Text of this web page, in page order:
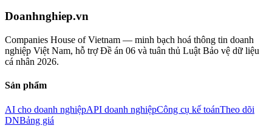
Doanhnghiep.vn
Companies House of Vietnam — minh bạch hoá thông tin doanh
nghiệp Việt Nam, hỗ trợ Đề án 06 và tuân thủ Luật Bảo vệ dữ liệu
cá nhân 2026.
Sản phẩm
AI cho doanh nghiệpAPI doanh nghiệpCông cụ kế toánTheo dõi
DNBảng giá